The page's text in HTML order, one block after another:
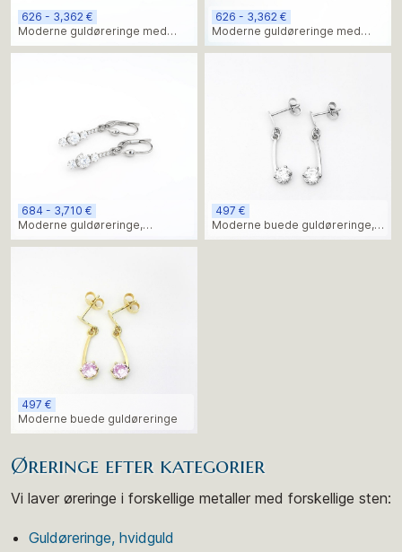
626 - 3,362 €
Moderne guldøreringe med
labdiamanter
626 - 3,362 €
Moderne guldøreringe med
diamanter
684 - 3,710 €
Moderne guldøreringe,
moissanit
497 €
Moderne buede guldøreringe,
moissanit
497 €
Moderne buede guldøreringe
Øreringe efter kategorier
Vi laver øreringe i forskellige metaller med forskellige sten:
Guldøreringe, hvidguld